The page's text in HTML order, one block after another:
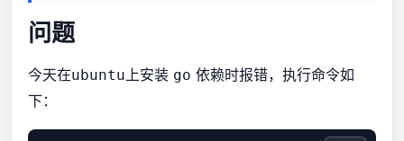
问题
今天在ubuntu上安装 go 依赖时报错，执行命令如
下：